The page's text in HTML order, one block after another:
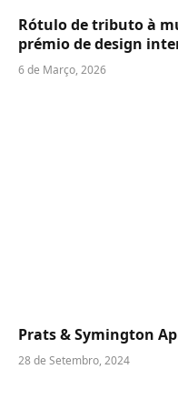
Rótulo de tributo à
prémio de design
6 de Março, 2026
Prats & Symington
28 de Setembro, 2024